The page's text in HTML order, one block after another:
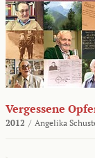
Vergessene
2012 / Angelika